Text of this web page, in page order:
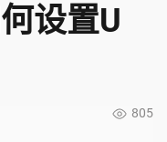
设置U
805